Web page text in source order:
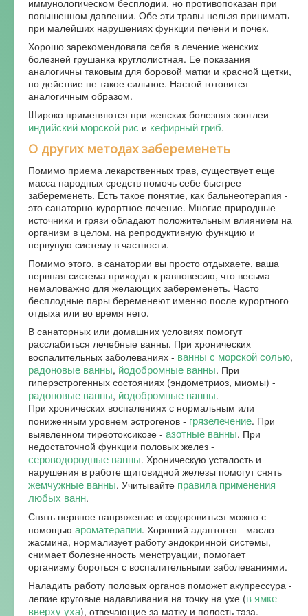
повышенном давлении. Обе эти травы нельзя принимать
при малейших нарушениях функции печени и почек.
Хорошо зарекомендовала себя в лечение женских
болезней грушанка круглолистная. Ее показания
аналогичны таковым для боровой матки и красной щетки,
но действие не такое сильное. Настой готовится
аналогичным образом.
Широко применяются при женских болезнях зооглеи -
индийский морской рис и кефирный гриб.
О других методах забеременеть
Помимо приема лекарственных трав, существует еще
масса народных средств помочь себе быстрее
забеременеть. Есть такое понятие, как бальнеотерапия -
это санаторно-курортное лечение. Многие природные
источники и грязи обладают положительным влиянием на
организм в целом, на репродуктивную функцию и
нервуную систему в частности.
Помимо этого, в санатории вы просто отдыхаете, ваша
нервная система приходит к равновесию, что весьма
немаловажно для желающих забеременеть. Часто
бесплодные пары беременеют именно после курортного
отдыха или во время него.
В санаторных или домашних условиях помогут
расслабиться лечебные ванны. При хронических
воспалительных заболеваниях - ванны с морской солью,
радоновые ванны, йодобромные ванны. При
гиперэстрогенных состояниях (эндометриоз, миомы) -
радоновые ванны, йодобромные ванны.
При хронических воспалениях с нормальным или
пониженным уровнем эстрогенов - грязелечение. При
выявленном тиреотоксикозе - азотные ванны. При
недостаточной функции половых желез -
сероводородные ванны. Хроническую усталость и
нарушения в работе щитовидной железы помогут снять
жемчужные ванны. Учитывайте правила применения
любых ванн.
Снять нервное напряжение и оздоровиться можно с
помощью ароматерапии. Хороший адаптоген - масло
жасмина, нормализует работу эндокринной системы,
снимает болезненность менструации, помогает
организму бороться с воспалительными заболеваниями.
Наладить работу половых органов поможет акупрессура -
легкие круговые надавливания на точку на ухе (в ямке
вверху уха), отвечающие за матку и полость таза.